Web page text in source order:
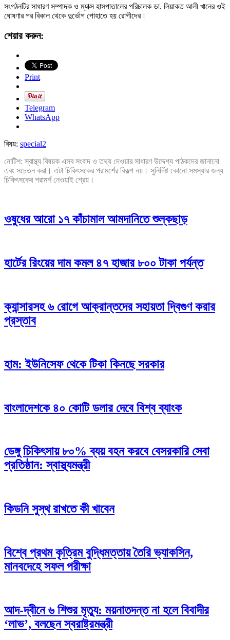
সংগঠনটির সাধারণ সম্পাদক ও ম্যাক্স হাসপাতালের পরিচালক ডা. লিয়াকত আলী খানের ওই
ঘোষণার পর বিকাল থেকে দুর্ভোগ পোহাতে হয় রোগীদের।
শেয়ার করুন:
Print
Telegram
WhatsApp
বিষয়: special2
নোটিশ: স্বাস্থ্য বিষয়ক এসব সংবাদ ও তথ্য দেওয়ার সাধারণ উদ্দেশ্য পাঠকদের জানানো
এবং সচেতন করা। এটা চিকিৎসকের পরামর্শের বিকল্প নয়। সুনির্দিষ্ট কোনো সমস্যার জন্য
চিকিৎসকের পরামর্শ নেওয়াই শ্রেয়।
ওষুধের আরো ১৭ কাঁচামাল আমদানিতে শুল্কছাড়
হার্টের রিংয়ের দাম কমল ৪৭ হাজার ৮০০ টাকা পর্যন্ত
ক্যান্সারসহ ৬ রোগে আক্রান্তদের সহায়তা দ্বিগুণ করার
প্রস্তাব
হাম: ইউনিসেফ থেকে টিকা কিনছে সরকার
বাংলাদেশকে ৪০ কোটি ডলার দেবে বিশ্ব ব্যাংক
ডেঙ্গু চিকিৎসায় ৮০% ব্যয় বহন করবে বেসরকারি সেবা
প্রতিষ্ঠান: স্বাস্থ্যমন্ত্রী
কিডনি সুস্থ রাখতে কী খাবেন
বিশ্বে প্রথম কৃত্রিম বুদ্ধিমত্তায় তৈরি ভ্যাকসিন,
মানবদেহে সফল পরীক্ষা
আদ-দ্বীনে ৬ শিশুর মৃত্যু: ময়নাতদন্ত না হলে বিবাদীর
‘লাভ’, বলছেন স্বরাষ্ট্রমন্ত্রী